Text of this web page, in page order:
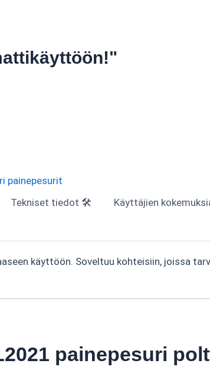
painepesurit
Tekniset tiedot 🛠 Käyttäjien
käyttöön. Soveltuu kohteisiin, joissa
painepesuri